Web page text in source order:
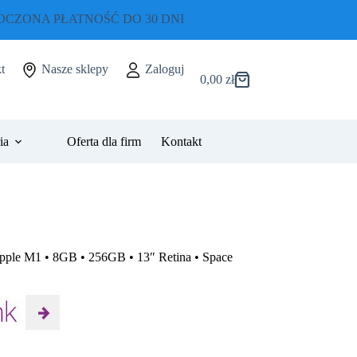
PŁATNOŚĆ DO 30 DNI
Nasze sklepy
Zaloguj
Koszyk
0,00 zł
Oferta dla firm Kontakt
M1 • 8GB • 256GB • 13″ Retina • Space